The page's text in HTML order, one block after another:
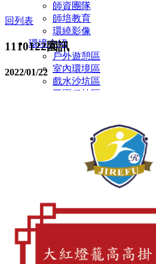
師資團隊
師培教育
環繞影像
環境介紹
戶外遊憩區
室內環境區
戲水沙坑區
田園種植區
廁所設施設備
無障礙設施/定期環境消毒
主題教學
交通安全教育
節慶文化活動
國小部
菁英美語
回列表
1110122園訊
2022/01/22